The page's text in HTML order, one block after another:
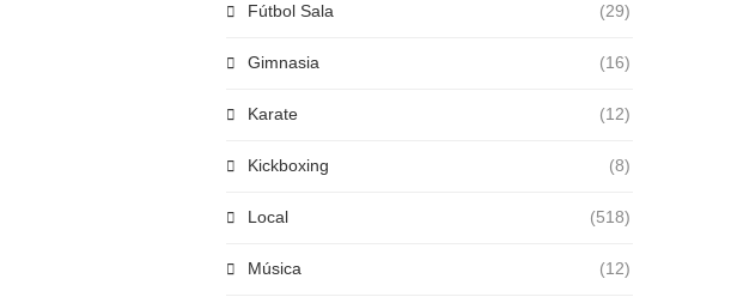
Fútbol Sala (29)
Gimnasia (16)
Karate (12)
Kickboxing (8)
Local (518)
Música (12)